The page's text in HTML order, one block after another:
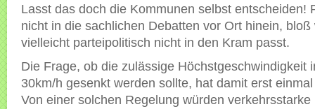
Lasst das doch die Kommunen selbst entscheiden!
nicht in die sachlichen Debatten vor Ort hinein, bloß
vielleicht parteipolitisch nicht in den Kram passt.
Die Frage, ob die zulässige Höchstgeschwindigkeit
30km/h gesenkt werden sollte, hat damit erst
Von einer solchen Regelung würden verkehrsstarke